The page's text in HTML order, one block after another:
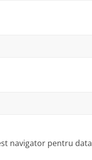
navigator pentru